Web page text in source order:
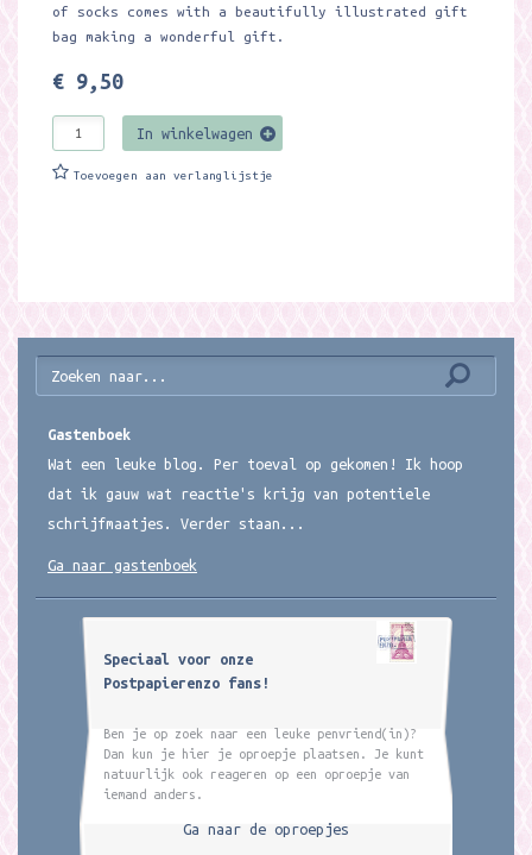
of socks comes with a beautifully illustrated gift
bag making a wonderful gift.
€ 9,50
In winkelwagen
Toevoegen aan verlanglijstje
Gastenboek
Wat een leuke blog. Per toeval op gekomen! Ik hoop
dat ik gauw wat reactie's krijg van potentiele
schrijfmaatjes. Verder staan...
Ga naar gastenboek
Speciaal voor onze
Postpapierenzo fans!
Ben je op zoek naar een leuke penvriend(in)?
Dan kun je hier je oproepje plaatsen. Je kunt
natuurlijk ook reageren op een oproepje van
iemand anders.
Ga naar de oproepjes